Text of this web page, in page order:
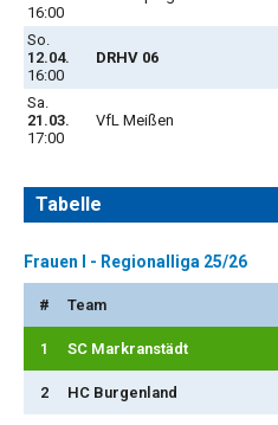
16:00
So.
12.04.
16:00
DRHV 06
Sa.
21.03.
17:00
VfL Meißen
Tabelle
Frauen I - Regionalliga 25/26
# Team
1 SC Markranstädt
2 HC Burgenland